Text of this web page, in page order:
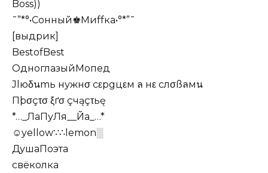
Boss))
˜”*°•Сонный♚Миffка•°*”˜
[выдрик]
BestofBest
ОдноглазыйМопед
Jlюδนmь нужнσ сεрgцεм ล нε слσßลмน
Пþσçτσ ξґσ çчąçτьę
*…_ЛаПуЛя__Йа_…*
☺yellow∵∴lemon░
ДушаПоэта
свёколка